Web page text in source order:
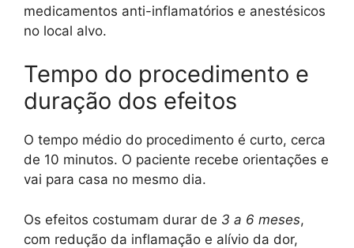
medicamentos anti-inflamatórios e anestésicos
no local alvo.
Tempo do procedimento e
duração dos efeitos
O tempo médio do procedimento é curto, cerca
de 10 minutos. O paciente recebe orientações e
vai para casa no mesmo dia.
Os efeitos costumam durar de 3 a 6 meses,
com redução da inflamação e alívio da dor,